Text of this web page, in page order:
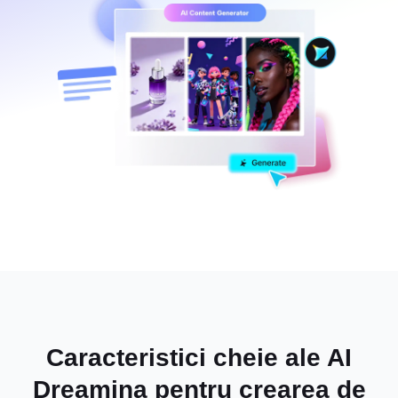
Caracteristici cheie ale AI
Dreamina pentru crearea de